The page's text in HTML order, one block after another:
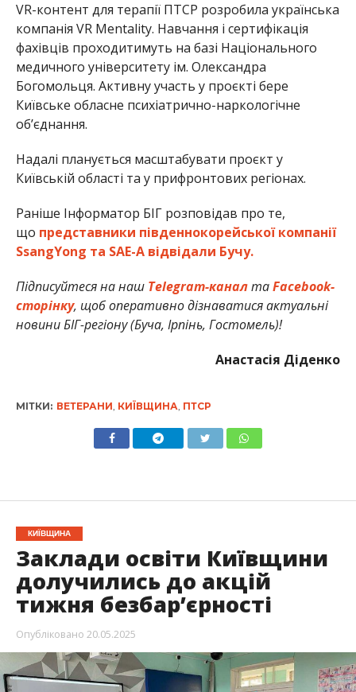
VR-контент для терапії ПТСР розробила українська
компанія VR Mentality. Навчання і сертифікація
фахівців проходитимуть на базі Національного
медичного університету ім. Олександра
Богомольця. Активну участь у проєкті бере
Київське обласне психіатрично-наркологічне
об’єднання.
Надалі планується масштабувати проєкт у
Київській області та у прифронтових регіонах.
Раніше Інформатор БІГ розповідав про те,
що представники південнокорейської компанії
SsangYong та SAE-A відвідали Бучу.
Підписуйтеся на наш Telegram-каналтаFacebook-
сторінку, щоб оперативно дізнаватися актуальні
новини БІГ-регіону (Буча, Ірпінь, Гостомель)!
Анастасія Діденко
МІТКИ: ВЕТЕРАНИ, КИЇВЩИНА, ПТСР
КИЇВЩИНА
Заклади освіти Київщини
долучились до акцій
тижня безбар’єрності
Опубліковано 20.05.2025